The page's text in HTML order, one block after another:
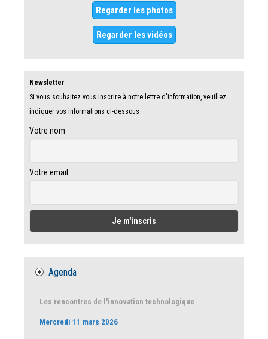
Regarder les photos
Regarder les vidéos
Newsletter
Si vous souhaitez vous inscrire à notre lettre d'information, veuillez
indiquer vos informations ci-dessous :
Votre nom
Votre email
Agenda
Les rencontres de l'innovation technologique
Mercredi 11 mars 2026